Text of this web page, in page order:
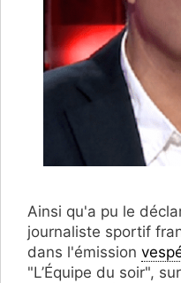
Ainsi qu'a pu le
journaliste sportif
dans l'émission
"L’Équipe du soir",